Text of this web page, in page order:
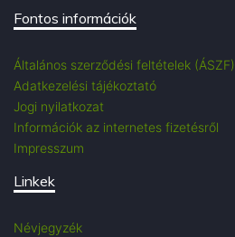
Fontos információk
Általános szerződési feltételek (ÁSZF)
Adatkezelési tájékoztató
Jogi nyilatkozat
Információk az internetes fizetésről
Impresszum
Linkek
Névjegyzék